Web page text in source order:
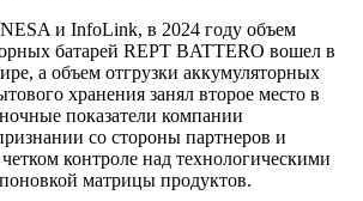
и InfoLink, в 2024 году объем
батарей REPT BATTERO вошел в
а объем отгрузки аккумуляторных
хранения занял второе место в
показатели компании
со стороны партнеров и
контроле над технологическими
матрицы продуктов.